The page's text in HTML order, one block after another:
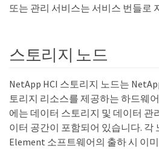
또는 관리 서비스는 서비스 번들로
스토리지 노드
NetApp HCI 스토리지 노드는
토리지 리소스를 제공하는 하드웨
에는 데이터 스토리지 및 데이터 관
이터 공간이 포함되어 있습니다. 각
Element 소프트웨어의 출하 시 이